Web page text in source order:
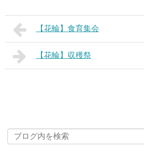
【花輪】食育集会
【花輪】収穫祭